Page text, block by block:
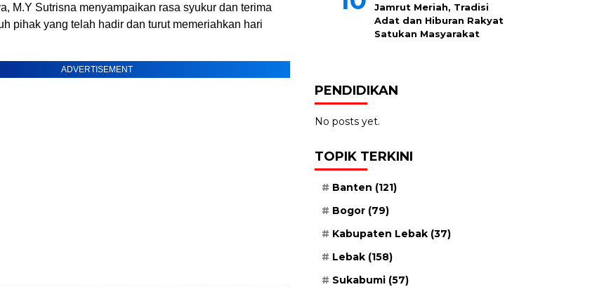
M.Y Sutrisna menyampaikan rasa syukur dan terima
pihak yang telah hadir dan turut memeriahkan hari
ADVERTISEMENT
Jamrut Meriah, Tradisi
Adat dan Hiburan Rakyat
Satukan Masyarakat
PENDIDIKAN
No posts yet.
TOPIK TERKINI
Banten (121)
Bogor (79)
Kabupaten Lebak (37)
Lebak (158)
Sukabumi (57)